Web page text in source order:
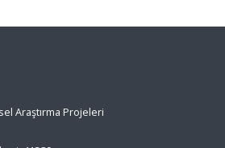
Araştırma Projeleri